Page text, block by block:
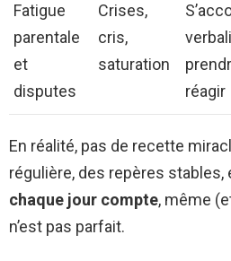
Fatigue
parentale
et
disputes
Crises,
cris,
saturation
réagir
En réalité, pas de recette
régulière, des repères stables,
chaque jour compte, même
n’est pas parfait.